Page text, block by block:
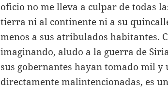
oficio no me lleva a culpar de todas
tierra ni al continente ni a su
menos a sus atribulados habitantes.
imaginando, aludo a la guerra de
sus gobernantes hayan tomado mil y
directamente malintencionadas, es